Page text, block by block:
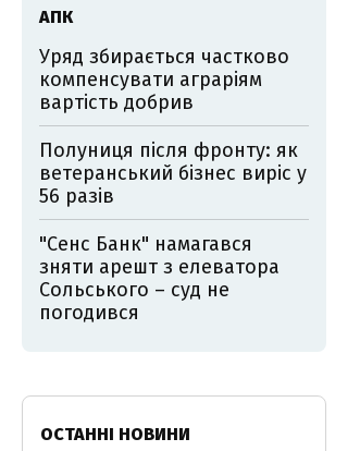
АПК
Уряд збирається частково
компенсувати аграріям
вартість добрив
Полуниця після фронту: як
ветеранський бізнес виріс у
56 разів
"Сенс Банк" намагався
зняти арешт з елеватора
Сольського – суд не
погодився
ОСТАННІ НОВИНИ